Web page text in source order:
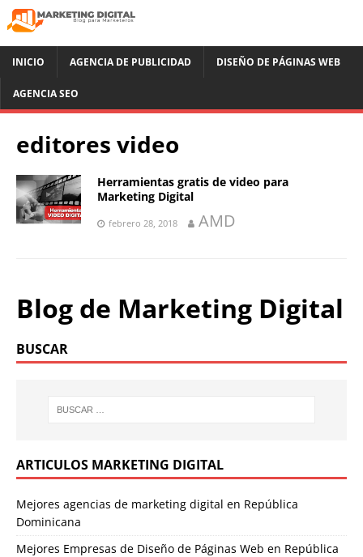
INICIO AGENCIA DE PUBLICIDAD DISEÑO DE PÁGINAS WEB
AGENCIA SEO
editores video
Herramientas gratis de video para
Marketing Digital
febrero 28, 2018 AMD
Blog de Marketing Digital
BUSCAR
ARTICULOS MARKETING DIGITAL
Mejores agencias de marketing digital en República
Dominicana
Mejores Empresas de Diseño de Páginas Web en República